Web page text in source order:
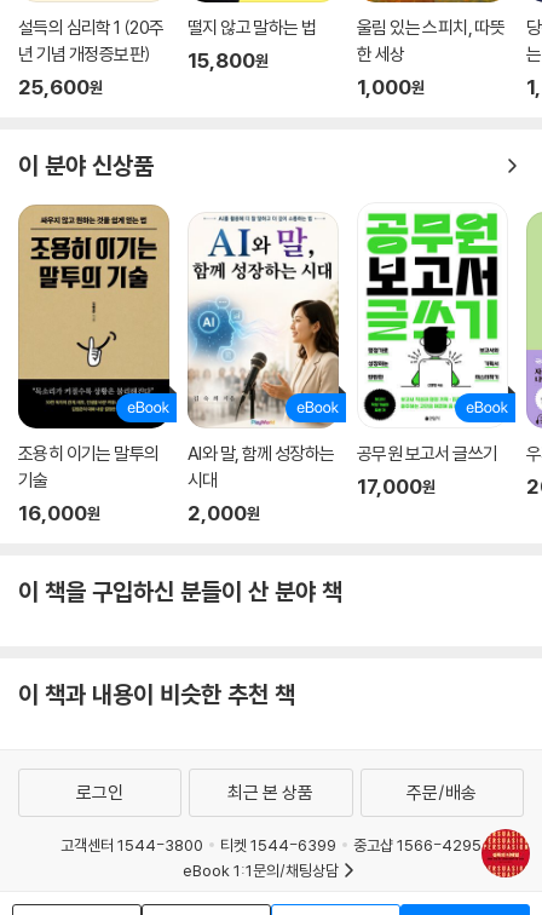
설득의 심리학 1 (20주
년 기념 개정증보판)
25,600원
떨지 않고 말하는 법
15,800원
울림 있는 스피치, 따뜻
한 세상
1,000원
이 분야 신상품
조용히 이기는 말투의
기술
16,000원
AI와 말, 함께 성장하는
시대
2,000원
공무원 보고서 글쓰기
17,000원
이 책을 구입하신 분들이 산 분야 책
이 책과 내용이 비슷한 추천 책
로그인 최근 본 상품 주문/배송
고객센터 1544-3800 티켓 1544-6399
중고샵 1566-4295
eBook 1:1문의/채팅상담
예스이십사(주) 사업자 정보